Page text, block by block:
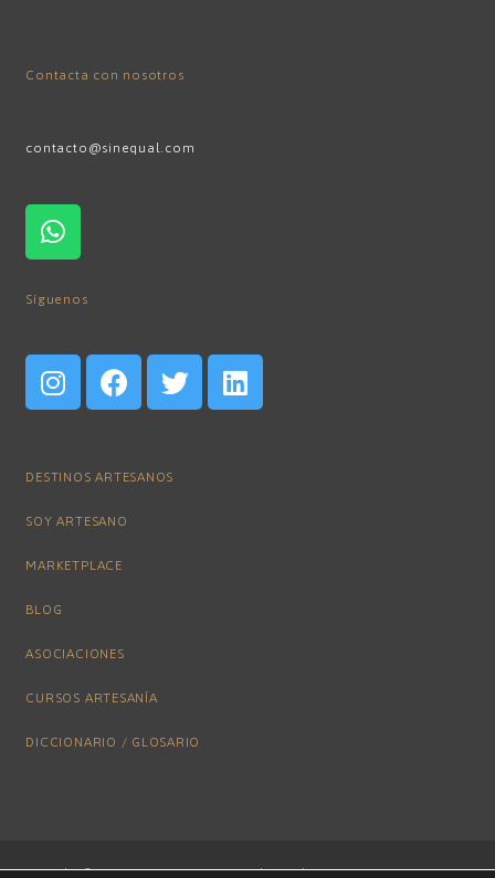
Contacta con nosotros
contacto@sinequal.com
Síguenos
DESTINOS ARTESANOS
SOY ARTESANO
MARKETPLACE
BLOG
ASOCIACIONES
CURSOS ARTESANÍA
DICCIONARIO / GLOSARIO
Copyright © 2019 SINEQUAL – Power by iCubo